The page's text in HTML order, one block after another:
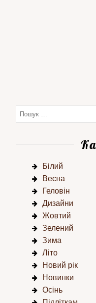
Білий
Весна
Геловін
Дизайни
Жовтий
Зелений
Зима
Літо
Новий рік
Новинки
Осінь